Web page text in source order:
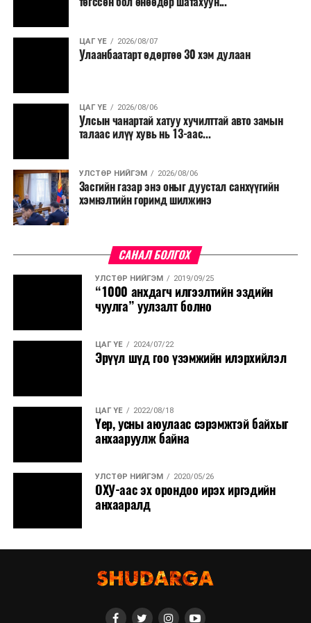
салбар бүрдээ урсгал зардлыг 20 хувиар бууруулах,
нөхөн томилгоо хийхгүй байх, аялал, амралт, зугаалга,
хамт олны урлаг, спортын арга хэмжээг зохион
байгуулахгүй байх, төрийн албанд шинэ орон тоо бий
сургалтыг цахим хэлбэрт шилжүүлэх, төрийн албан
хаагчдыг зарим өдрүүдэд цахимаар ажиллуулах арга
хэмжээг үргэлжлүүлэхийг үүрэг болголоо.
Төсвийн сахилга бат сайжирч, эдийн засгийн нөхцөл
байдал хэвийн болсон тохиолдолд эдгээр
хязгаарлалтыг үе шаттайгаар сулруулах юм.
ЦАГ ҮЕ 2026/08/07
Улаанбаатарт өдөртөө 30 хэм дулаан
ЦАГ ҮЕ 2026/08/06
Улсын чанартай хатуу хучилттай авто замын
талаас илүү хувь нь 13-аас...
УЛСТӨР НИЙГЭМ 2026/08/06
Засгийн газар энэ оныг дуустал санхүүгийн
хэмнэлтийн горимд шилжинэ
САНАЛ БОЛГОХ
УЛСТӨР НИЙГЭМ 2019/09/25
“1000 анхдагч илгээлтийн эздийн
чуулга” уулзалт болно
ЦАГ ҮЕ 2024/07/22
Эрүүл шүд гоо үзэмжийн илэрхийлэл
ЦАГ ҮЕ 2022/08/18
Үер, усны аюулаас сэрэмжтэй байхыг
анхааруулж байна
УЛСТӨР НИЙГЭМ 2020/05/26
ОХУ-аас эх орондоо ирэх иргэдийн
анхааралд